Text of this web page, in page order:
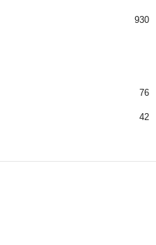
930
76
42